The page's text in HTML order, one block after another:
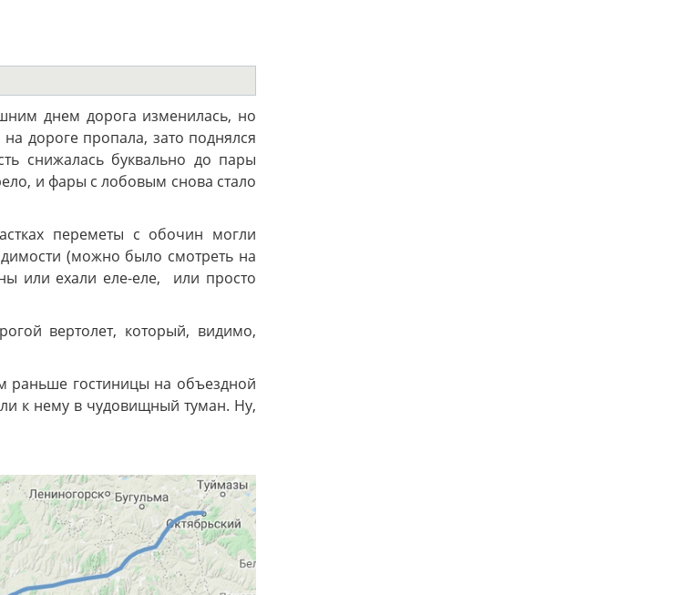
днем дорога изменилась, но
дороге пропала, зато поднялся
снижалась буквально до пары
и фары с лобовым снова стало
переметы с обочин могли
(можно было смотреть на
или ехали еле-еле, или просто
вертолет, который, видимо,
раньше гостиницы на объездной
к нему в чудовищный туман. Ну,